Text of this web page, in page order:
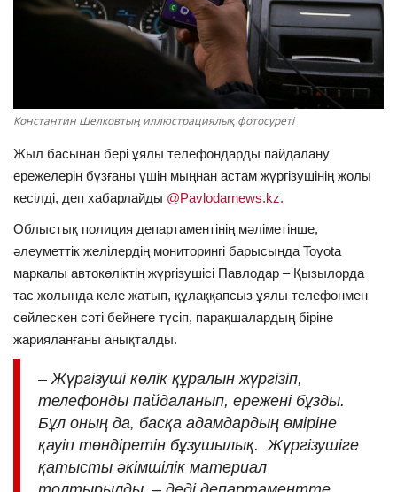
ОЙЫН-САУЫҚ
OFFICIAL
Қазақша Русский
Константин Шелковтың иллюстрациялық фотосуреті
Жыл басынан бері ұялы телефондарды пайдалану
ережелерін бұзғаны үшін мыңнан астам жүргізушінің жолы
кесілді, деп хабарлайды @Pavlodarnews.kz.
Облыстық полиция департаментінің мәліметінше,
әлеуметтік желілердің мониторингі барысында Toyota
маркалы автокөліктің жүргізушісі Павлодар – Қызылорда
тас жолында келе жатып, құлаққапсыз ұялы телефонмен
сөйлескен сәті бейнеге түсіп, парақшалардың біріне
жарияланғаны анықталды.
– Жүргізуші көлік құралын жүргізіп,
телефонды пайдаланып, ережені бұзды.
Бұл оның да, басқа адамдардың өміріне
қауіп төндіретін бұзушылық. Жүргізушіге
қатысты әкімшілік материал